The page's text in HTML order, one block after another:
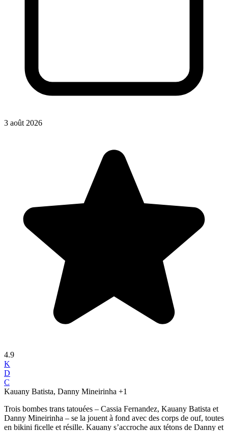
3 août 2026
4.9
K
D
C
Kauany Batista, Danny Mineirinha +1
Trois bombes trans tatouées – Cassia Fernandez, Kauany Batista et
Danny Mineirinha – se la jouent à fond avec des corps de ouf, toutes
en bikini ficelle et résille. Kauany s’accroche aux tétons de Danny et